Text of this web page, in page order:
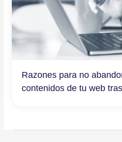
Razones para no
contenidos de tu web